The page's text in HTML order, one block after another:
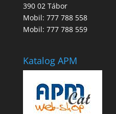
390 02 Tábor
Mobil: 777 788 558
Mobil: 777 788 559
Katalog APM